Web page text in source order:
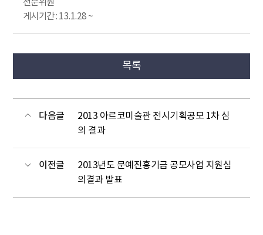
전문위원
게시기간 : 13.1.28 ~
목록
다음글
2013 아르코미술관 전시기획공모 1차 심
의 결과
이전글
2013년도 문예진흥기금 공모사업 지원심
의결과 발표